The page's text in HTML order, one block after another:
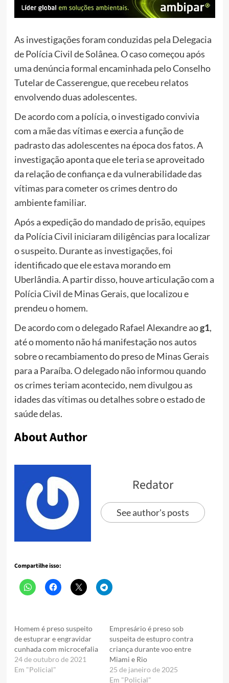
As investigações foram conduzidas pela Delegacia
de Polícia Civil de Solânea. O caso começou após
uma denúncia formal encaminhada pelo Conselho
Tutelar de Casserengue, que recebeu relatos
envolvendo duas adolescentes.
De acordo com a polícia, o investigado convivia
com a mãe das vítimas e exercia a função de
padrasto das adolescentes na época dos fatos. A
investigação aponta que ele teria se aproveitado
da relação de confiança e da vulnerabilidade das
vítimas para cometer os crimes dentro do
ambiente familiar.
Após a expedição do mandado de prisão, equipes
da Polícia Civil iniciaram diligências para localizar
o suspeito. Durante as investigações, foi
identificado que ele estava morando em
Uberlândia. A partir disso, houve articulação com a
Polícia Civil de Minas Gerais, que localizou e
prendeu o homem.
De acordo com o delegado Rafael Alexandre aog1,
até o momento não há manifestação nos autos
sobre o recambiamento do preso de Minas Gerais
para a Paraíba. O delegado não informou quando
os crimes teriam acontecido, nem divulgou as
idades das vítimas ou detalhes sobre o estado de
saúde delas.
About Author
Redator
See author's posts
Compartilhe isso:
Homem é preso suspeito
de estuprar e engravidar
cunhada com microcefalia
24 de outubro de 2021
Em "Policial"
Empresário é preso sob
suspeita de estupro contra
criança durante voo entre
Miami e Rio
25 de janeiro de 2025
Em "Policial"